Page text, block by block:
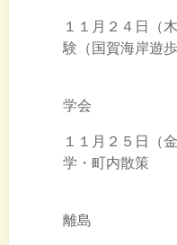
１１月２４日（
験（国賀海岸遊
ＰＭ：
学会
１１月２５日（
学・町内散策
１２：
離島